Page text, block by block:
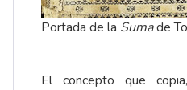
Portada de la Sumade
El concepto que